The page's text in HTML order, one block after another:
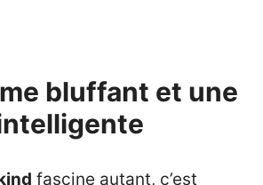
bluffant et une
fascine autant, c’est